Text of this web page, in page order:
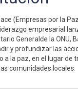
(Empresas por la
empresarial
Generalde la ONU,
y profundizar las
a la paz, en el lugar de
comunidades locales.